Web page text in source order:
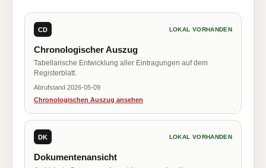
CD LOKAL VORHANDEN
Chronologischer Auszug
Tabellarische Entwicklung aller Eintragungen auf dem
Registerblatt.
Abrufstand 2026-05-09
Chronologischen Auszug ansehen
DK LOKAL VORHANDEN
Dokumentenansicht